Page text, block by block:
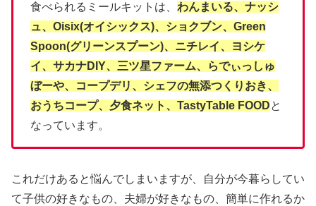
食べられるミールキットは、 わんまいる、ナッシ
ュ、Oisix(オイシックス)、ショクブン、Green
Spoon(グリーンスプーン)、ニチレイ、ヨシケ
イ、サカナDIY、三ツ星ファーム、らでぃっしゅ
ぼーや、コープデリ、シェフの無添つくりおき、
おうちコープ、夕食ネット、TastyTable FOODと
なっています。
これだけあると悩んでしまいますが、自分が今暮らしてい
て子供の好きなもの、夫婦が好きなもの、簡単に作れるか